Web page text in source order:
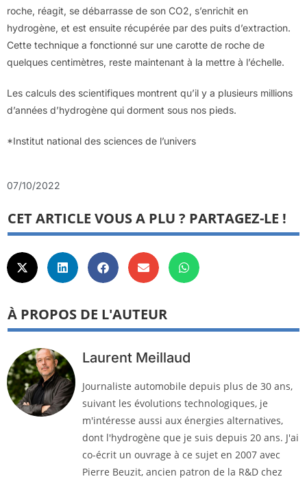
roche, réagit, se débarrasse de son CO2, s’enrichit en
hydrogène, et est ensuite récupérée par des puits d’extraction.
Cette technique a fonctionné sur une carotte de roche de
quelques centimètres, reste maintenant à la mettre à l’échelle.
Les calculs des scientifiques montrent qu’il y a plusieurs millions
d’années d’hydrogène qui dorment sous nos pieds.
*Institut national des sciences de l’univers
07/10/2022
CET ARTICLE VOUS A PLU ? PARTAGEZ-LE !
À PROPOS DE L'AUTEUR
Laurent Meillaud
Journaliste automobile depuis plus de 30 ans,
suivant les évolutions technologiques, je
m'intéresse aussi aux énergies alternatives,
dont l'hydrogène que je suis depuis 20 ans. J'ai
co-écrit un ouvrage à ce sujet en 2007 avec
Pierre Beuzit, ancien patron de la R&D chez